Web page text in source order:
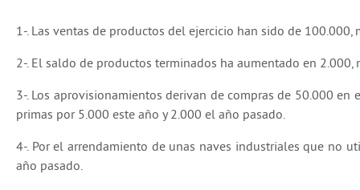
1-. Las ventas de productos del ejercicio han sido de
2-. El saldo de productos terminados ha aumentado en
3-. Los aprovisionamientos derivan de compras de 50.000 en
primas por 5.000 este año y 2.000 el año pasado.
4-. Por el arrendamiento de unas naves industriales que no
año pasado.